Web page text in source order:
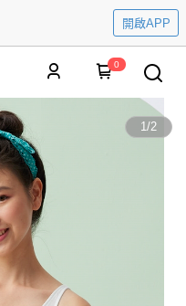
開啟APP
0
1/2